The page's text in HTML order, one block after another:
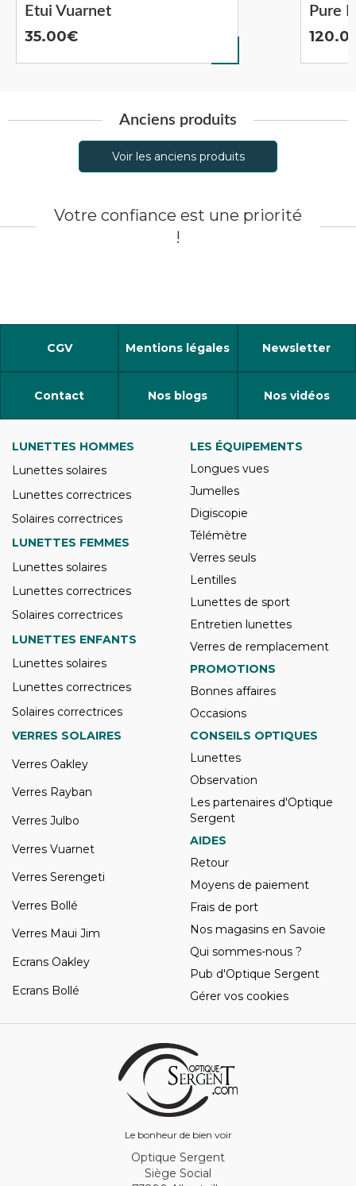
Etui Vuarnet
35.00
Pure
Anciens produits
Voir les anciens produits
Votre confiance est une priorité
!
CGV Mentions légales Newsletter
Contact Nos blogs Nos vidéos
Le bonheur de bien voir
LUNETTES HOMMES
Lunettes solaires
Lunettes correctrices
Solaires correctrices
LUNETTES FEMMES
Lunettes solaires
Lunettes correctrices
Solaires correctrices
LUNETTES ENFANTS
Lunettes solaires
Lunettes correctrices
Solaires correctrices
LES ÉQUIPEMENTS
Longues vues
Jumelles
Digiscopie
Télémètre
Verres seuls
Lentilles
Lunettes de sport
Entretien lunettes
Verres de remplacement
PROMOTIONS
Bonnes affaires
Occasions
VERRES SOLAIRES
Verres Oakley
Verres Rayban
Verres Julbo
Verres Vuarnet
Verres Serengeti
Verres Bollé
Verres Maui Jim
Ecrans Oakley
Ecrans Bollé
CONSEILS OPTIQUES
Lunettes
Observation
Les partenaires d'Optique
Sergent
AIDES
Retour
Moyens de paiement
Frais de port
Nos magasins en Savoie
Qui sommes-nous ?
Pub d'Optique Sergent
Gérer vos cookies
Optique Sergent
Siège Social